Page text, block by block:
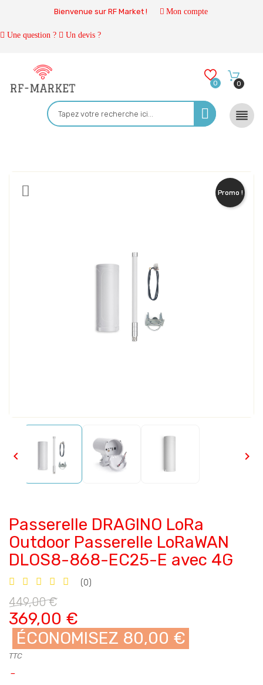
Bienvenue sur RF Market ! Mon compte
Une question ? Un devis ?
0 0

Promo !
 
Passerelle DRAGINO LoRa
Outdoor Passerelle LoRaWAN
DLOS8-868-EC25-E avec 4G
(0)
449,00 €
369,00 €
ÉCONOMISEZ 80,00 €
TTC